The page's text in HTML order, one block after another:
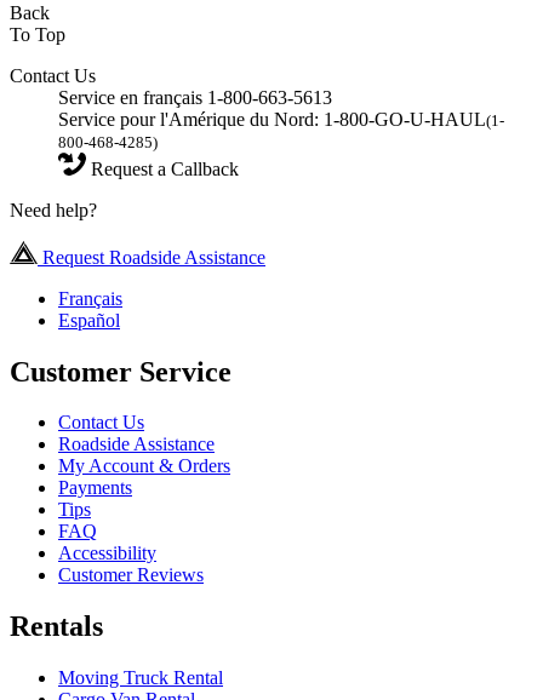
Back
To Top
Contact Us
Service en français 1-800-663-5613
Service pour l'Amérique du Nord: 1-800-GO-U-HAUL(1-
800-468-4285)
Request a Callback
Need help?
Request Roadside Assistance
Français
Español
Customer Service
Contact Us
Roadside Assistance
My Account & Orders
Payments
Tips
FAQ
Accessibility
Customer Reviews
Rentals
Moving Truck Rental